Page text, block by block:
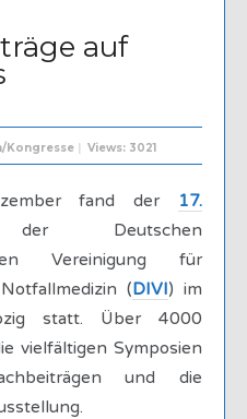
auf
Kongresse Views: 3021
fand der
17.
Deutschen
Vereinigung für
(DIVI) im
statt. Über 4000
vielfältigen Symposien
und die